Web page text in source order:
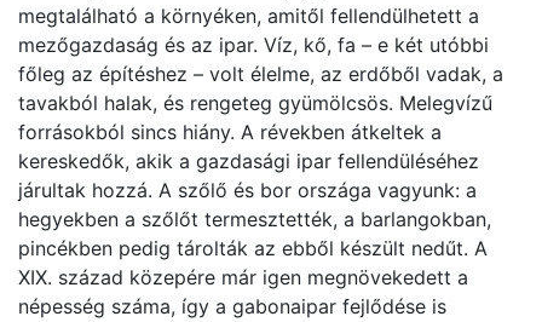
megtalálható a környéken, amitől fellendülhetett a
mezőgazdaság és az ipar. Víz, kő, fa – e két utóbbi
főleg az építéshez – volt élelme, az erdőből vadak, a
tavakból halak, és rengeteg gyümölcsös. Melegvízű
forrásokból sincs hiány. A révekben átkeltek a
kereskedők, akik a gazdasági ipar fellendüléséhez
járultak hozzá. A szőlő és bor országa vagyunk: a
hegyekben a szőlőt termesztették, a barlangokban,
pincékben pedig tárolták az ebből készült nedűt. A
XIX. század közepére már igen megnövekedett a
népesség száma, így a gabonaipar fejlődése is